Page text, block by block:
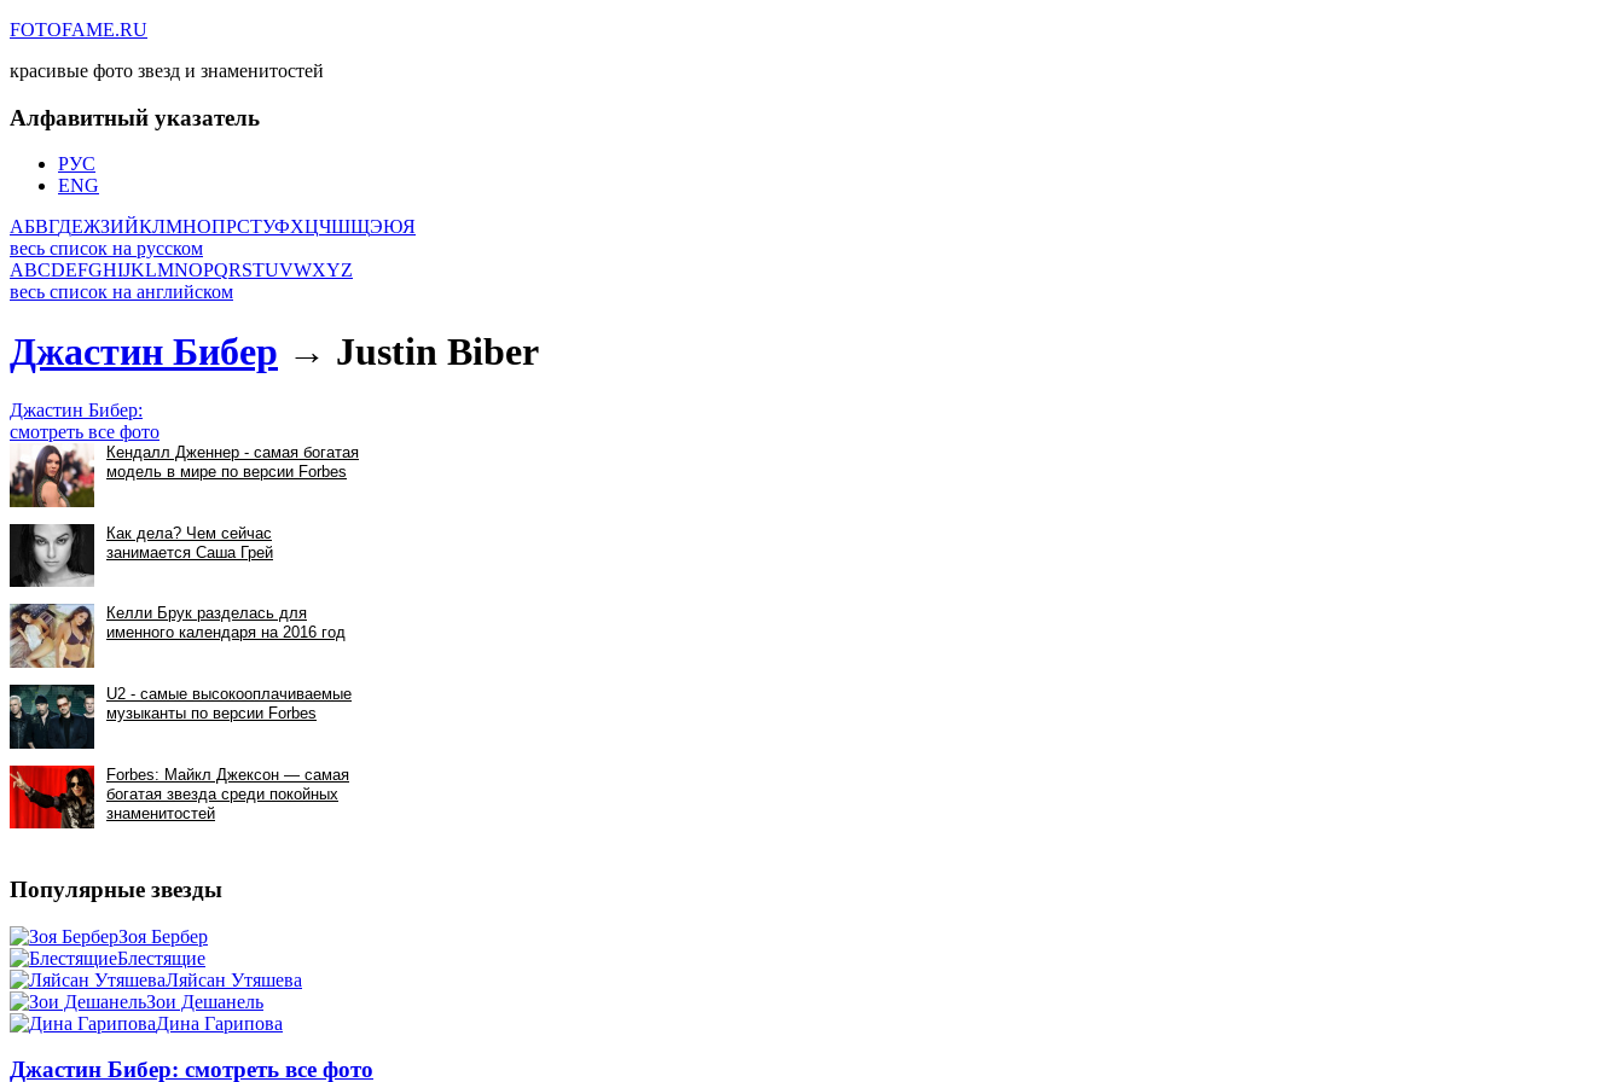
FOTOFAME.RU
красивые фото звезд и знаменитостей
Алфавитный указатель
РУС
ENG
АБВГДЕЖЗИЙКЛМНОПРСТУФХЦЧШЩЭЮЯ
весь список на русском
ABCDEFGHIJKLMNOPQRSTUVWXYZ
весь список на английском
Джастин Бибер → Justin Biber
Джастин Бибер:
смотреть все фото
Популярные звезды
Зоя Бербер
Блестящие
Ляйсан Утяшева
Зои Дешанель
Дина Гарипова
Джастин Бибер: смотреть все фото